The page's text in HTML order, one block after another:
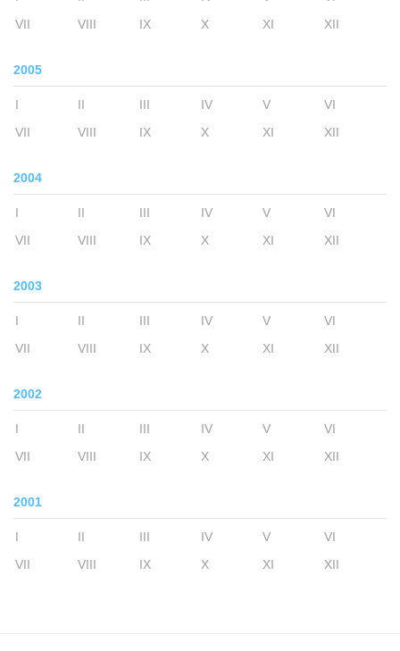
VII
VIII IX X XI XII
2005
I II III IV V
VI
VII
VIII IX X XI XII
2004
I II III IV V
VI
VII
VIII IX X XI XII
2003
I II III IV V
VI
VII
VIII IX X XI XII
2002
I II III IV V
VI
VII
VIII IX X XI XII
2001
I II III IV V
VI
VII
VIII IX X XI XII